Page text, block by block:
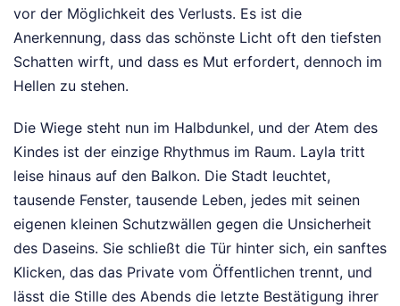
vor der Möglichkeit des Verlusts. Es ist die
Anerkennung, dass das schönste Licht oft den tiefsten
Schatten wirft, und dass es Mut erfordert, dennoch im
Hellen zu stehen.
Die Wiege steht nun im Halbdunkel, und der Atem des
Kindes ist der einzige Rhythmus im Raum. Layla tritt
leise hinaus auf den Balkon. Die Stadt leuchtet,
tausende Fenster, tausende Leben, jedes mit seinen
eigenen kleinen Schutzwällen gegen die Unsicherheit
des Daseins. Sie schließt die Tür hinter sich, ein sanftes
Klicken, das das Private vom Öffentlichen trennt, und
lässt die Stille des Abends die letzte Bestätigung ihrer